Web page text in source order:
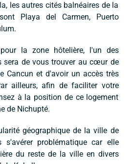
les autres cités balnéaires de la
Playa del Carmen, Puerto
la zone hôtelière, l'un des
sera de vous trouver au cœur de
Cancun et d'avoir un accès très
ailleurs, afin de faciliter votre
à la position de ce logement
de Nichupté.
géographique de la ville de
s'avérer problématique car elle
du reste de la ville en divers